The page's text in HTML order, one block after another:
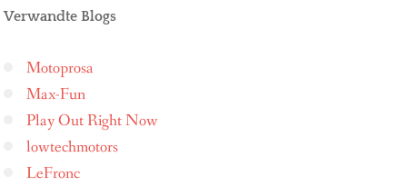
Verwandte Blogs
Motoprosa
Max-Fun
Play Out Right Now
lowtechmotors
LeFronc